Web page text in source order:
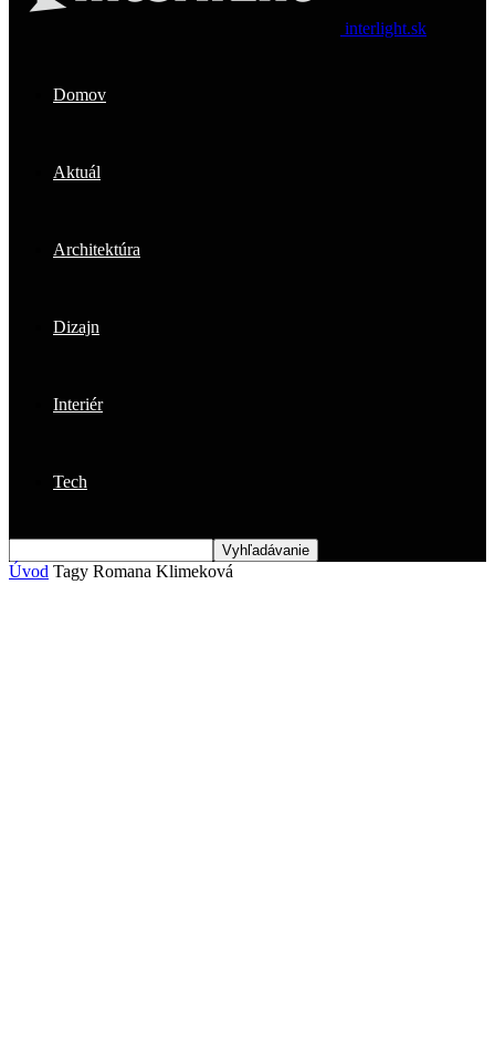
interlight.sk
Domov
Aktuál
Architektúra
Dizajn
Interiér
Tech
Úvod Tagy Romana Klimeková